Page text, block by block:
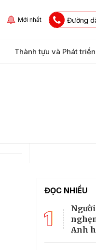
Mới nhất Đường
Thành tựu và Phát triển
ĐỌC NHIỀU
1
Anh